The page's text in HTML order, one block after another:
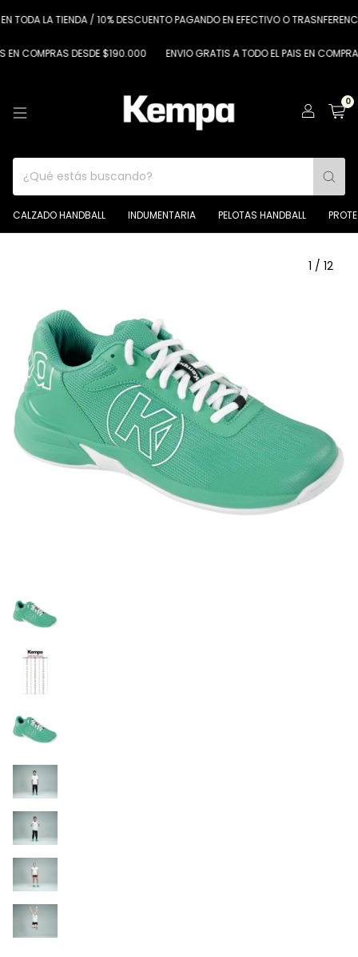
LA TIENDA / 10% DESCUENTO PAGANDO EN EFECTIVO O TRASNFERENCIA
DESDE $190.000 ENVIO GRATIS A TODO EL PAIS EN COMPRAS
0
CALZADO HANDBALL INDUMENTARIA PELOTAS HANDBALL
1 / 12